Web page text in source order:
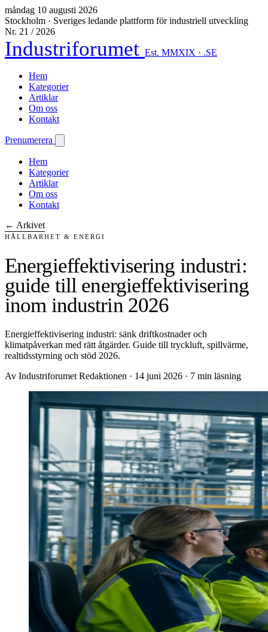
måndag 10 augusti 2026
Stockholm · Sveriges ledande plattform för industriell utveckling
Nr. 21 / 2026
Industriforumet Est. MMXIX · .SE
Hem
Kategorier
Artiklar
Om oss
Kontakt
Prenumerera
Hem
Kategorier
Artiklar
Om oss
Kontakt
← Arkivet
HÅLLBARHET & ENERGI
Energieffektivisering industri:
guide till energieffektivisering
inom industrin 2026
Energieffektivisering industri: sänk driftkostnader och
klimatpåverkan med rätt åtgärder. Guide till tryckluft, spillvärme,
realtidsstyrning och stöd 2026.
Av Industriforumet Redaktionen · 14 juni 2026 · 7 min läsning